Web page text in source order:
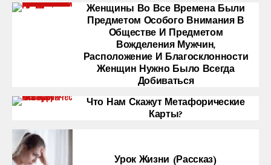
Женщины Во Все Времена Были
Предметом Особого Внимания В
Обществе И Предметом
Вожделения Мужчин,
Расположение И Благосклонности
Женщин Нужно Было Всегда
Добиваться
Что Нам Скажут Метафорические
Карты?
Урок Жизни (рассказ)